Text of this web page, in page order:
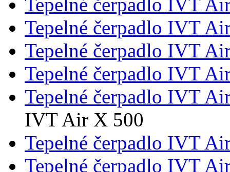
Tepelné čerpadlo IVT
Tepelné čerpadlo IVT
Tepelné čerpadlo IVT
Tepelné čerpadlo IVT
IVT Air X 500
Tepelné čerpadlo IVT
Tepelné čerpadlo IVT